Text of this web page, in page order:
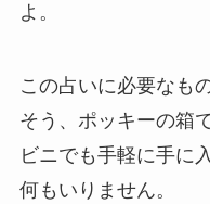
よ。
この占いに必要なも
そう、ポッキーの箱
ビニでも手軽に手に
何もいりません。